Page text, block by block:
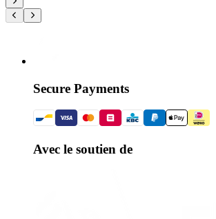
Secure Payments
Avec le soutien de